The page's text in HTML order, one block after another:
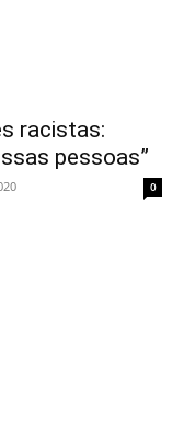
racistas:
pessoas”
0